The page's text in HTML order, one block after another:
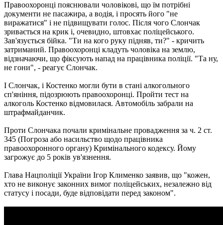
Правоохоронці пояснювали чоловікові, що їм потрібні
документи не пасажира, а водія, і просять його "не
виражатися" і не підвищувати голос. Після чого Слончак
зривається на крик і, очевидно, штовхає поліцейського.
Зав'язується бійка. "Ти на кого руку підняв, ти?" - кричить
затриманий. Правоохоронці кладуть чоловіка на землю,
відзначаючи, що фіксують напад на працівника поліції. "Та ну,
не гони", - реагує Слончак.
І Слончак, і Костенко могли бути в стані алкогольного
сп'яніння, підозрюють правоохоронці. Пройти тест на
алкоголь Костенко відмовилася. Автомобіль забрали на
штрафмайданчик.
Проти Слончака почали кримінальне провадження за ч. 2 ст.
345 (Погроза або насильство щодо працівника
правоохоронного органу) Кримінального кодексу. Йому
загрожує до 5 років ув'язнення.
Глава Нацполіції України Ігор Клименко заявив, що "кожен,
хто не виконує законних вимог поліцейських, незалежно від
статусу і посади, буде відповідати перед законом".